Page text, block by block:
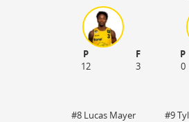
P
F
12
3
P
0
#8 Lucas Mayer #9